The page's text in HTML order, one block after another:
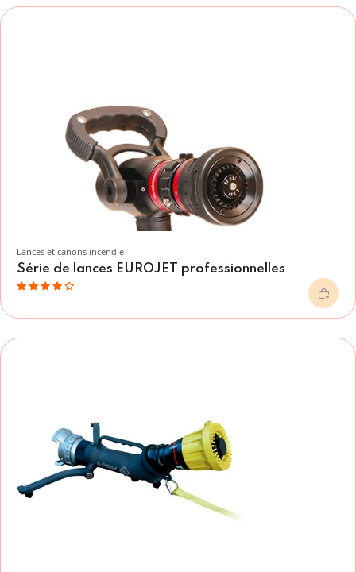
Lances et canons incendie
Série de lances EUROJET professionnelles